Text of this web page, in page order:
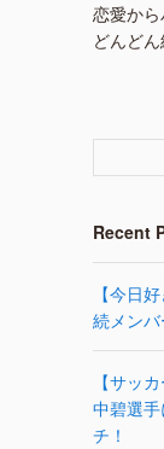
恋愛か
どんど
Recent
【今日
続メン
【サッ
中碧選
チ！